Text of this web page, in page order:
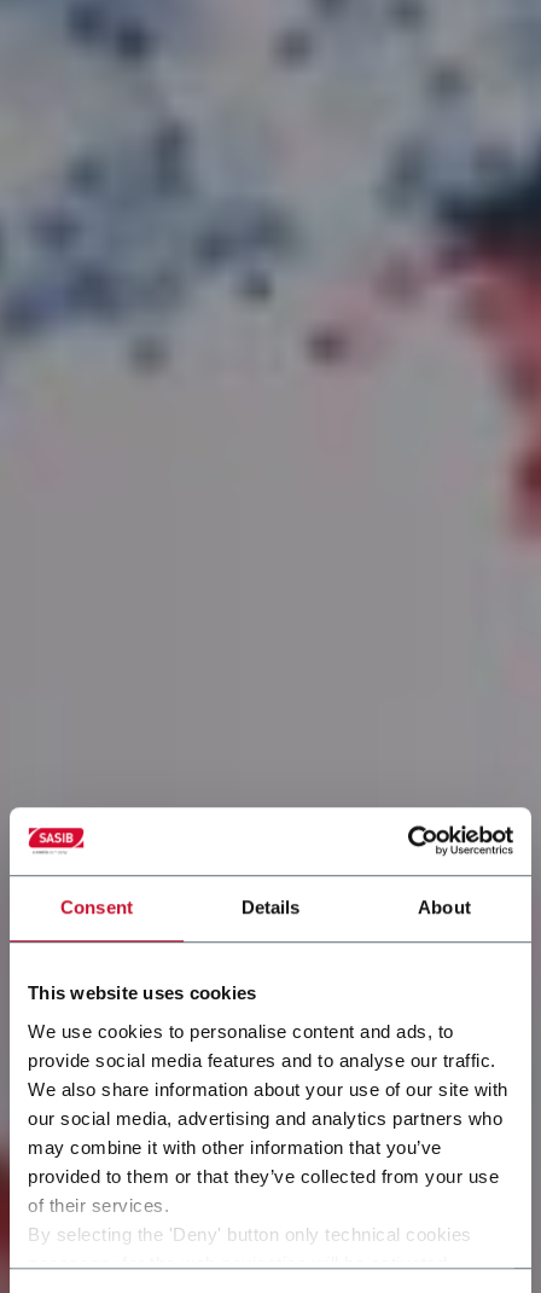
Consent Details About
This website uses cookies
We use cookies to personalise content and ads, to
provide social media features and to analyse our traffic.
We also share information about your use of our site with
our social media, advertising and analytics partners who
may combine it with other information that you’ve
provided to them or that they’ve collected from your use
of their services.
By selecting the 'Deny' button only technical cookies
necessary for the web navigation will be activated.
Предприятия для